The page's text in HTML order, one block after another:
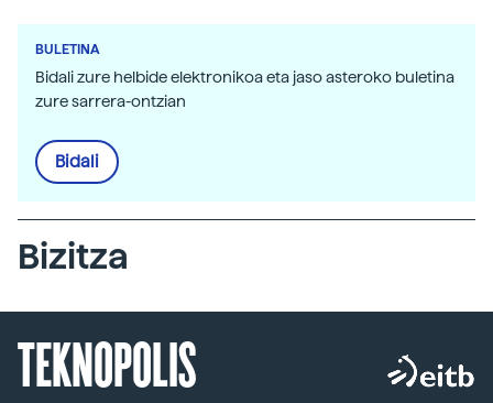
BULETINA
Bidali zure helbide elektronikoa eta jaso asteroko buletina
zure sarrera-ontzian
Bidali
Bizitza
TEKNOPOLIS